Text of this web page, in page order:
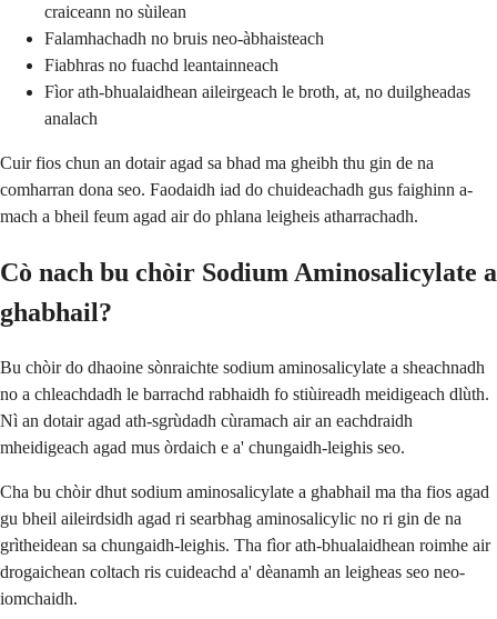
craiceann no sùilean
Falamhachadh no bruis neo-àbhaisteach
Fiabhras no fuachd leantainneach
Fìor ath-bhualaidhean aileirgeach le broth, at, no duilgheadas
analach
Cuir fios chun an dotair agad sa bhad ma gheibh thu gin de na
comharran dona seo. Faodaidh iad do chuideachadh gus faighinn a-
mach a bheil feum agad air do phlana leigheis atharrachadh.
Cò nach bu chòir Sodium Aminosalicylate a
ghabhail?
Bu chòir do dhaoine sònraichte sodium aminosalicylate a sheachnadh
no a chleachdadh le barrachd rabhaidh fo stiùireadh meidigeach dlùth.
Nì an dotair agad ath-sgrùdadh cùramach air an eachdraidh
mheidigeach agad mus òrdaich e a' chungaidh-leighis seo.
Cha bu chòir dhut sodium aminosalicylate a ghabhail ma tha fios agad
gu bheil aileirdsidh agad ri searbhag aminosalicylic no ri gin de na
grìtheidean sa chungaidh-leighis. Tha fìor ath-bhualaidhean roimhe air
drogaichean coltach ris cuideachd a' dèanamh an leigheas seo neo-
iomchaidh.